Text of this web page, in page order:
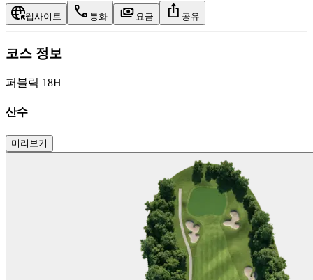
웹사이트 통화 요금 공유
코스 정보
퍼블릭 18H
산수
미리보기